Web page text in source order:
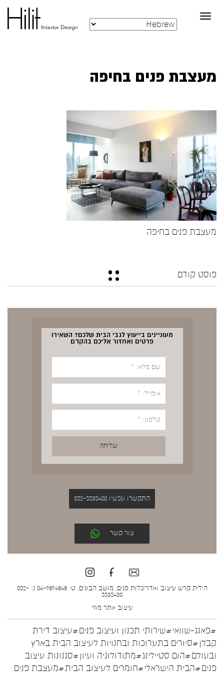
Toggle
navigation
מעצבת פנים בחיפה
מעצבת פנים בחיפה
פוסט קודם
מעוניינים בייעוץ לגבי הבית שלכם? השאירו
פרטים ואחזור אליכם בהקדם
התקשרו עכשיו 052-5535400
צור קשר
הילית קרש עיצוב ואדריכלות פנים, מושב הבונים, ט: 04-9894848 נ: 052-
5535400
עיצוב אתר מוזי
#פאנג-שוואי#שירותי תכנון ועיצוב פנים#עיצוב דירת
קבלן #סיורים בתערוכות ובחנויות לעיצוב הבית בארץ
ובעולם#הום סטיילינג#מתודולוגיה ועיון #סגנונות עיצוב
פנים#הבית הישראלי#חומרים לעיצוב הבית#מעצבת פנים